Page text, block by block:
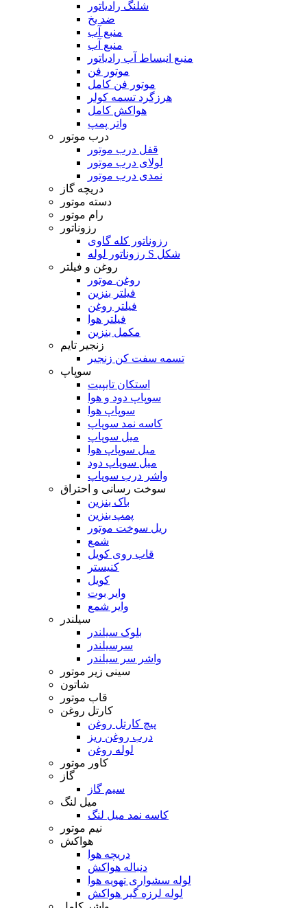
شلنگ رادیاتور
ضد یخ
منبع آب
منبع آب
منبع انبساط آب رادیاتور
موتور فن
موتور فن کامل
هرزگرد تسمه کولر
هواکش کامل
واتر پمپ
درب موتور
قفل درب موتور
لولای درب موتور
نمدی درب موتور
دریچه گاز
دسته موتور
رام موتور
رزوناتور
رزوناتور کله گاوی
رزوناتور لوله S شکل
روغن و فیلتر
روغن موتور
فیلتر بنزین
فیلتر روغن
فیلتر هوا
مکمل بنزین
زنجیر تایم
تسمه سفت کن زنجیر
سوپاپ
استکان تایپیت
سوپاپ دود و هوا
سوپاپ هوا
کاسه نمد سوپاپ
میل سوپاپ
میل سوپاپ هوا
میل سوپاپ دود
واشر درب سوپاپ
سوخت رسانی و احتراق
باک بنزین
پمپ بنزین
ریل سوخت موتور
شمع
قاب روی کویل
کنیستر
کویل
وایر بوت
وایر شمع
سیلندر
بلوک سیلندر
سرسیلندر
واشر سر سیلندر
سینی زیر موتور
شاتون
قاب موتور
کارتل روغن
پیچ کارتل روغن
درب روغن ریز
لوله روغن
کاور موتور
گاز
سیم گاز
میل لنگ
کاسه نمد میل لنگ
نیم موتور
هواکش
دریچه هوا
دنباله هواکش
لوله سشواری تهویه هوا
لوله لرزه گیر هواکش